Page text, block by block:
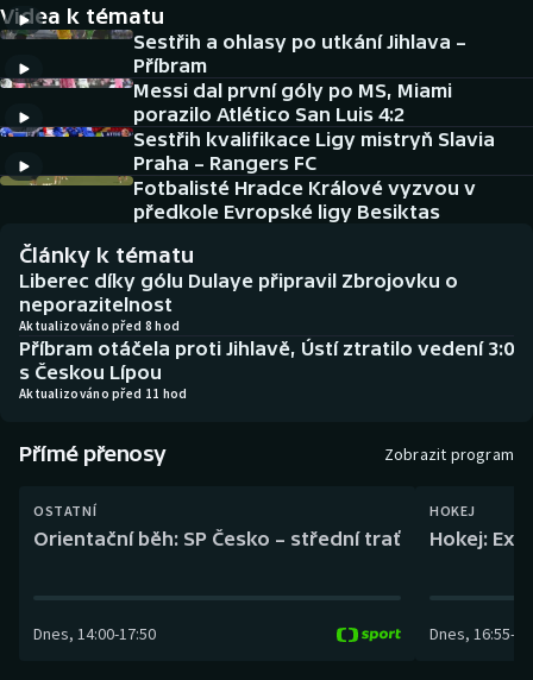
Atletika
Cyklistika
DALŠÍ SPORTY
Americký fotbal
Baseball a softbal
Basketbal
Biatlon
Curling
Florbal
NEPŘEHLÉDNĚTE
Soutěže
Historické návraty
Aplikace ČT sport
Videa k tématu
Sestřih a ohlasy po utkání Jihlava –
Příbram
Messi dal první góly po MS, Miami
porazilo Atlético San Luis 4:2
Sestřih kvalifikace Ligy mistryň Slavia
Praha – Rangers FC
Fotbalisté Hradce Králové vyzvou v
předkole Evropské ligy Besiktas
Články k tématu
Liberec díky gólu Dulaye připravil Zbrojovku o
neporazitelnost
Aktualizováno před 8 hod
Příbram otáčela proti Jihlavě, Ústí ztratilo vedení 3:0
s Českou Lípou
Aktualizováno před 11 hod
Přímé přenosy Zobrazit program
OSTATNÍ
Orientační běh: SP Česko – střední trať
Dnes, 14:00-17:50
HOKEJ
Hokej:
Dnes, 16:55-